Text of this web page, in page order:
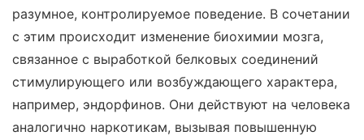
разумное, контролируемое поведение. В сочетании
с этим происходит изменение биохимии мозга,
связанное с выработкой белковых соединений
стимулирующего или возбуждающего характера,
например, эндорфинов. Они действуют на человека
аналогично наркотикам, вызывая повышенную